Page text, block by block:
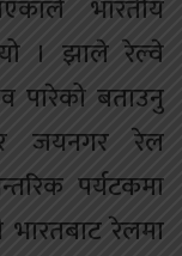
भारतीय
। झाले रेल्वे
पारेको बताउनु
जयनगर रेल
पर्यटकमा
रेलमा